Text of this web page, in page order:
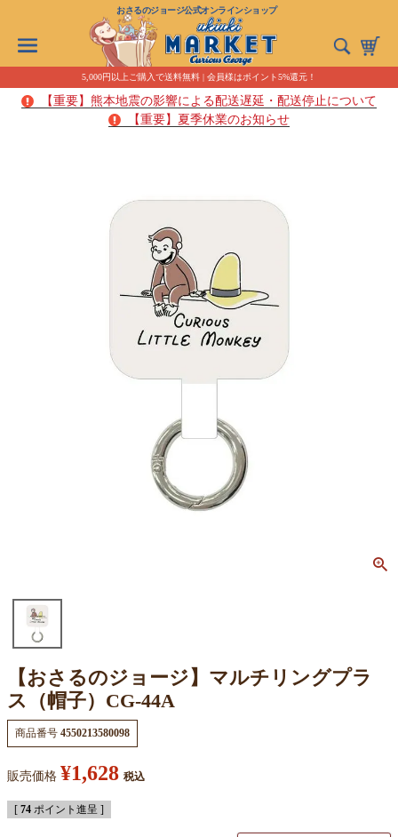
おさるのジョージ公式オンラインショップ
5,000円以上ご購入で送料無料 | 会員様はポイント5%還元！
【重要】熊本地震の影響による配送遅延・配送停止について
【重要】夏季休業のお知らせ
【おさるのジョージ】マルチリングプラ
ス（帽子）CG-44A
商品番号 4550213580098
販売価格 ¥1,628 税込
[ 74 ポイント進呈 ]